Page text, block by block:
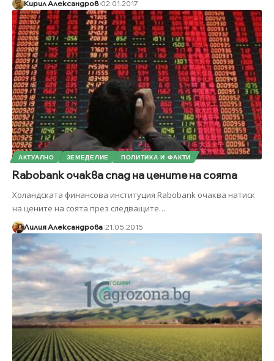
Кирил Александров 02.01.2017
АКТУАЛНО ЗЕМЕДЕЛИЕ ПОЛИТИКА И ФАКТИ
Rabobank очаква спад на цените на соята
Холандската финансова институция Rabobank очаква натиск
на цените на соята през следващите…
Лилия Александрова 21.05.2015